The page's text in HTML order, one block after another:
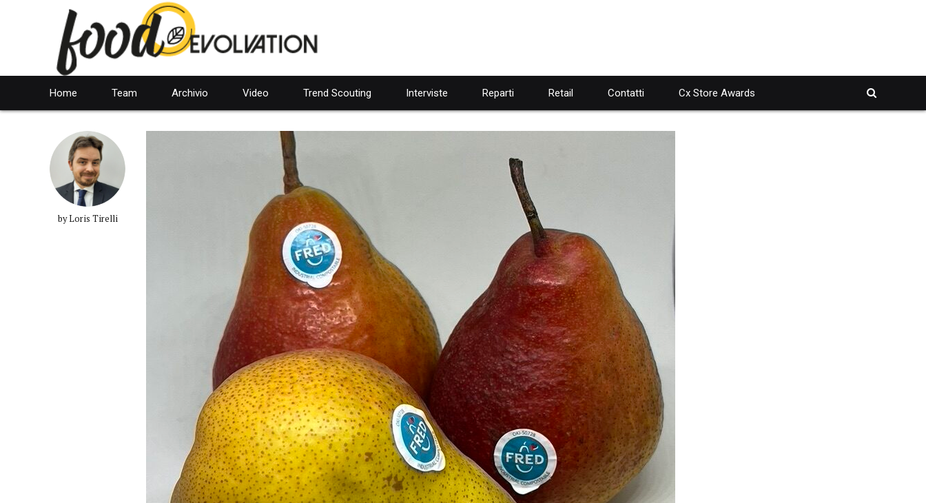
Home Team Archivio Video Trend Scouting Interviste Reparti Retail Contatti Cx Store Awards
by Loris Tirelli